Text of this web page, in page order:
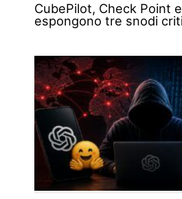
CubePilot, Check Point
espongono tre snodi